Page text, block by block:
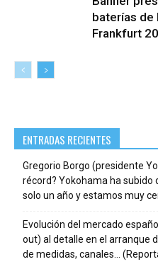
baterías de
Frankfurt
ENTRADAS RECIENTES
Gregorio Borgo (presidente
récord? Yokohama ha subido
solo un año y estamos muy
Evolución del mercado
out) al detalle en el arranque
de medidas, canales…